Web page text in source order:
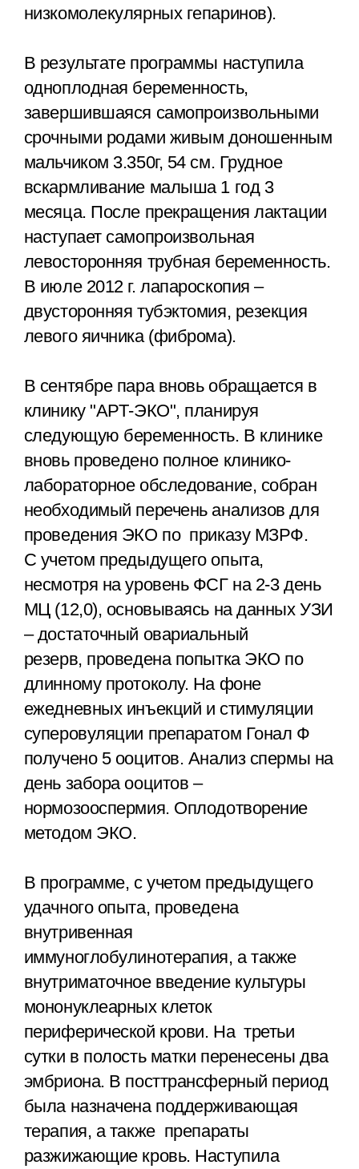
низкомолекулярных гепаринов).
В результате программы наступила
одноплодная беременность,
завершившаяся самопроизвольными
срочными родами живым доношенным
мальчиком 3.350г, 54 см. Грудное
вскармливание малыша 1 год 3
месяца. После прекращения лактации
наступает самопроизвольная
левосторонняя трубная беременность.
В июле 2012 г. лапароскопия –
двусторонняя тубэктомия, резекция
левого яичника (фиброма).
В сентябре пара вновь обращается в
клинику "АРТ-ЭКО", планируя
следующую беременность. В клинике
вновь проведено полное клинико-
лабораторное обследование, собран
необходимый перечень анализов для
проведения ЭКО по приказу МЗРФ.
С учетом предыдущего опыта,
несмотря на уровень ФСГ на 2-3 день
МЦ (12,0), основываясь на данных УЗИ
– достаточный овариальный
резерв, проведена попытка ЭКО по
длинному протоколу. На фоне
ежедневных инъекций и стимуляции
суперовуляции препаратом Гонал Ф
получено 5 ооцитов. Анализ спермы на
день забора ооцитов –
нормозооспермия. Оплодотворение
методом ЭКО.
В программе, с учетом предыдущего
удачного опыта, проведена
внутривенная
иммуноглобулинотерапия, а также
внутриматочное введение культуры
мононуклеарных клеток
периферической крови. На третьи
сутки в полость матки перенесены два
эмбриона. В посттрансферный период
была назначена поддерживающая
терапия, а также препараты
разжижающие кровь. Наступила